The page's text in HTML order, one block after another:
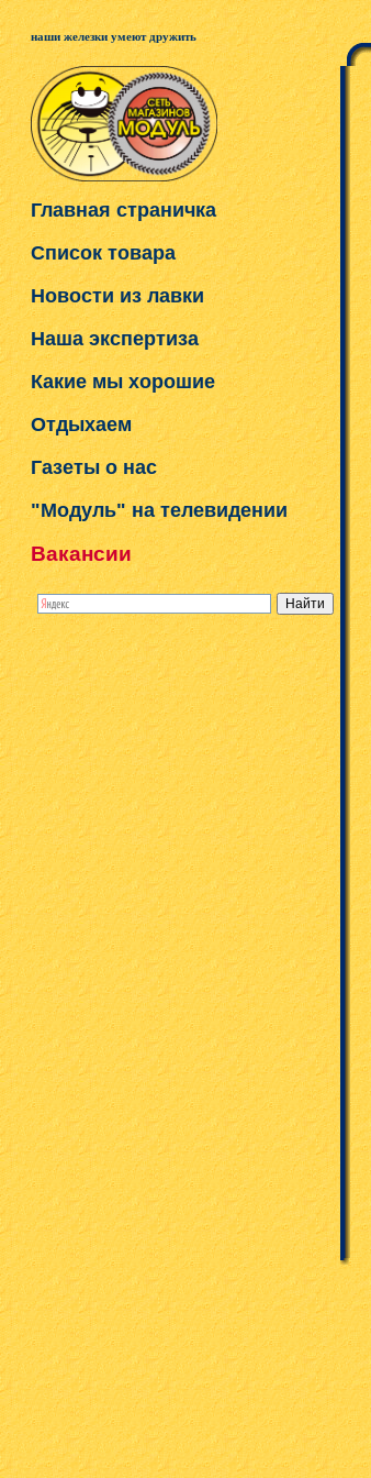
наши железки умеют дружить
Главная страничка
Список товара
Новости из лавки
Наша экспертиза
Какие мы хорошие
Отдыхаем
Газеты о нас
"Модуль" на телевидении
Вакансии